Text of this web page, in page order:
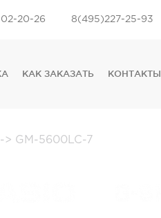
20-26 8(495)227-25-93
КАК ЗАКАЗАТЬ КОНТАКТЫ
-> GM-5600LC-7